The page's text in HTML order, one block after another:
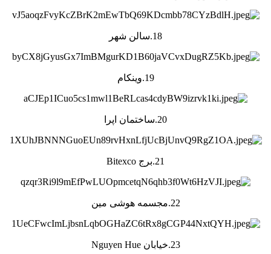
18.سالن شهر
19.وینکام
20.ساختمان اپرا
21.برج Bitexco
22.مجسمه هوشی مین
23.خیابان Nguyen Hue